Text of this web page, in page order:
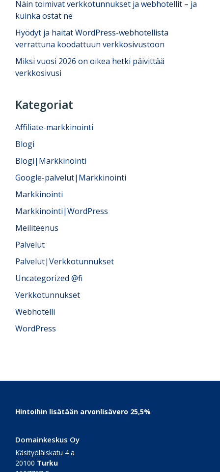
Näin toimivat verkkotunnukset ja webhotellit – ja
kuinka ostat ne
Hyödyt ja haitat WordPress-webhotellista
verrattuna koodattuun verkkosivustoon
Miksi vuosi 2026 on oikea hetki päivittää
verkkosivusi
Kategoriat
Affiliate-markkinointi
Blogi
Blogi|Markkinointi
Google-palvelut|Markkinointi
Markkinointi
Markkinointi|WordPress
Meiliteenus
Palvelut
Palvelut|Verkkotunnukset
Uncategorized @fi
Verkkotunnukset
Webhotelli
WordPress
Footer
Hintoihin lisätään arvonlisävero 25,5%
Domainkeskus Oy
Käsityöläiskatu 4 a
20100 Turku